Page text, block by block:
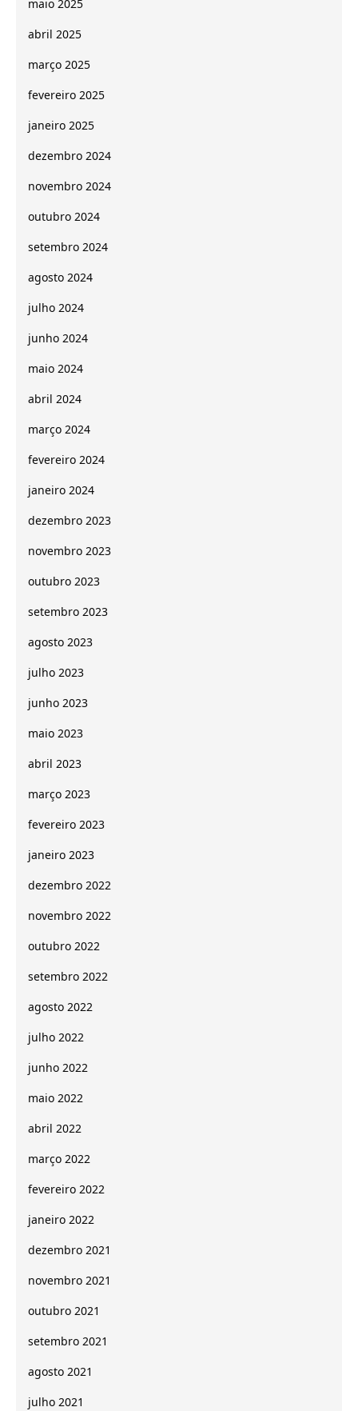
maio 2025
abril 2025
março 2025
fevereiro 2025
janeiro 2025
dezembro 2024
novembro 2024
outubro 2024
setembro 2024
agosto 2024
julho 2024
junho 2024
maio 2024
abril 2024
março 2024
fevereiro 2024
janeiro 2024
dezembro 2023
novembro 2023
outubro 2023
setembro 2023
agosto 2023
julho 2023
junho 2023
maio 2023
abril 2023
março 2023
fevereiro 2023
janeiro 2023
dezembro 2022
novembro 2022
outubro 2022
setembro 2022
agosto 2022
julho 2022
junho 2022
maio 2022
abril 2022
março 2022
fevereiro 2022
janeiro 2022
dezembro 2021
novembro 2021
outubro 2021
setembro 2021
agosto 2021
julho 2021